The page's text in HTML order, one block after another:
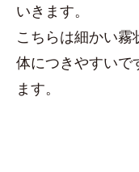
いきます。
こちらは細かい
体につきやすいで
ます。